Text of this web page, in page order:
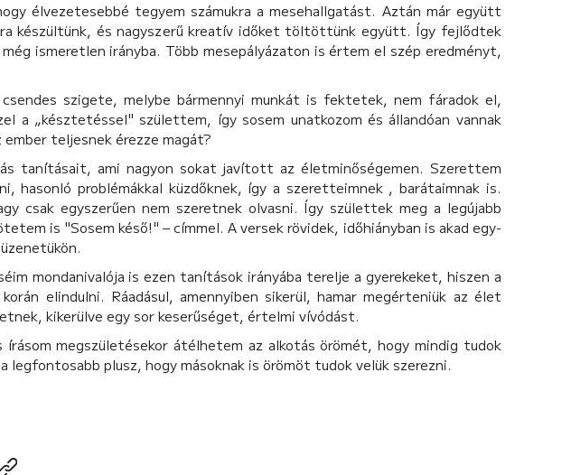
élvezetesebbé tegyem számukra a mesehallgatást. Aztán már együtt
készültünk, és nagyszerű kreatív időket töltöttünk együtt. Így fejlődtek
ismeretlen irányba. Több mesepályázaton is értem el szép eredményt,
szigete, melybe bármennyi munkát is fektetek, nem fáradok el,
a „késztetéssel" születtem, így sosem unatkozom és állandóan vannak
ember teljesnek érezze magát?
tanításait, ami nagyon sokat javított az életminőségemen. Szerettem
hasonló problémákkal küzdőknek, így a szeretteimnek , barátaimnak is.
csak egyszerűen nem szeretnek olvasni. Így születtek meg a legújabb
is "Sosem késő!" – címmel. A versek rövidek, időhiányban is akad egy-
mondanivalója is ezen tanítások irányába terelje a gyerekeket, hiszen a
elindulni. Ráadásul, amennyiben sikerül, hamar megérteniük az élet
kikerülve egy sor keserűséget, értelmi vívódást.
írásom megszületésekor átélhetem az alkotás örömét, hogy mindig tudok
legfontosabb plusz, hogy másoknak is örömöt tudok velük szerezni.